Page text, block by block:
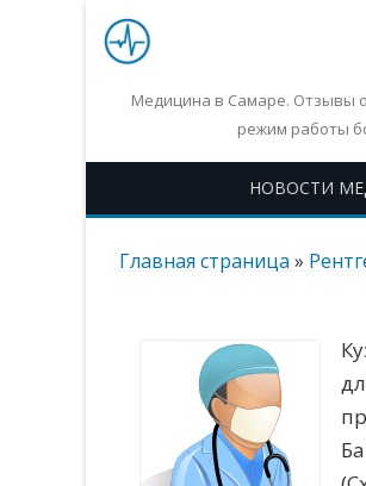
Медицина в Самаре. Отзывы
режим работы
НОВОСТИ
Главная страница »